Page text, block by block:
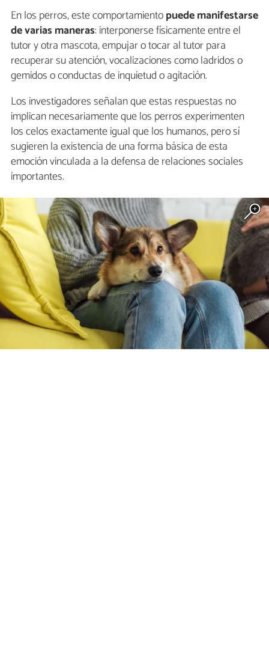
En los perros, este comportamientopuede manifestarse
de varias maneras: interponerse físicamente entre el
tutor y otra mascota, empujar o tocar al tutor para
recuperar su atención, vocalizaciones como ladridos o
gemidos o conductas de inquietud o agitación.
Los investigadores señalan que estas respuestas no
implican necesariamente que los perros experimenten
los celos exactamente igual que los humanos, pero sí
sugieren la existencia de una forma básica de esta
emoción vinculada a la defensa de relaciones sociales
importantes.